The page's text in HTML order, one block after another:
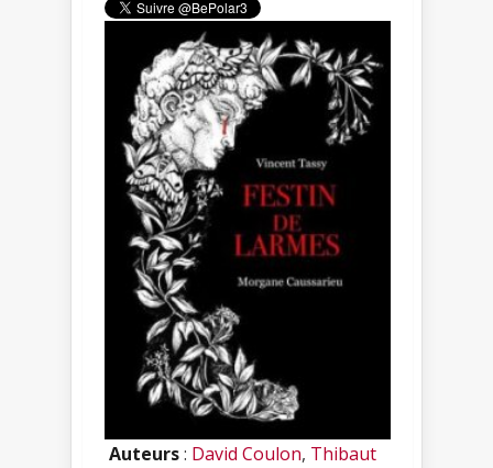
Auteurs: David Coulon, Thibaut